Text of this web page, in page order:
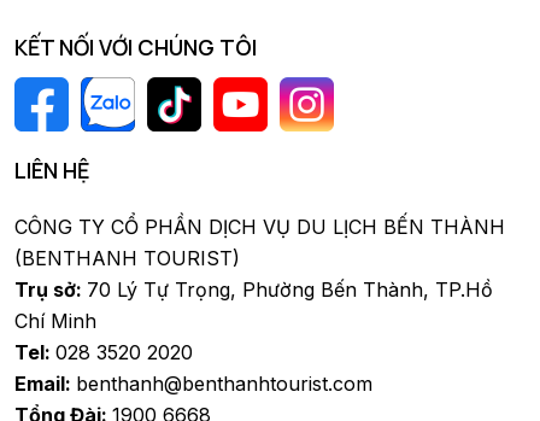
KẾT NỐI VỚI CHÚNG TÔI
LIÊN HỆ
CÔNG TY CỔ PHẦN DỊCH VỤ DU LỊCH BẾN THÀNH
(BENTHANH TOURIST)
Trụ sở: 70 Lý Tự Trọng, Phường Bến Thành, TP.Hồ
Chí Minh
Tel: 028 3520 2020
Email: benthanh@benthanhtourist.com
Tổng Đài: 1900 6668